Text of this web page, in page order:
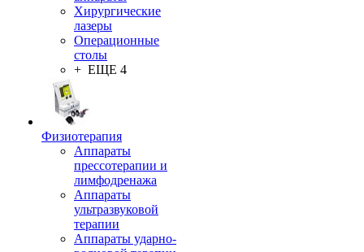
Хирургические
лазеры
Операционные
столы
+ ЕЩЕ 4
Физиотерапия
Аппараты
прессотерапии и
лимфодренажа
Аппараты
ультразвуковой
терапии
Аппараты ударно-